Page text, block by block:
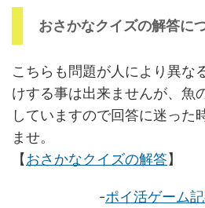
おさかなクイズの解答に
こちらも問題が人により異な
けする事は出来ませんが、魚
していますので回答に迷った
ませ。
【おさかなクイズの解答】
-ポイ活ゲーム